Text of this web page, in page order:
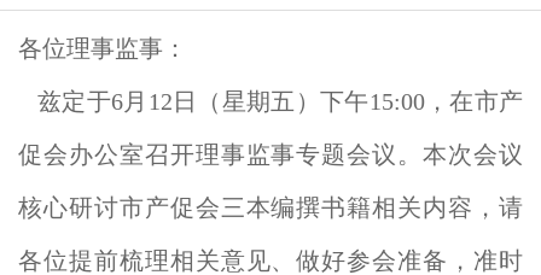
各位理事监事：
兹定于6月12日（星期五）下午15:00，在市产
促会办公室召开理事监事专题会议。本次会议
核心研讨市产促会三本编撰书籍相关内容，请
各位提前梳理相关意见、做好参会准备，准时